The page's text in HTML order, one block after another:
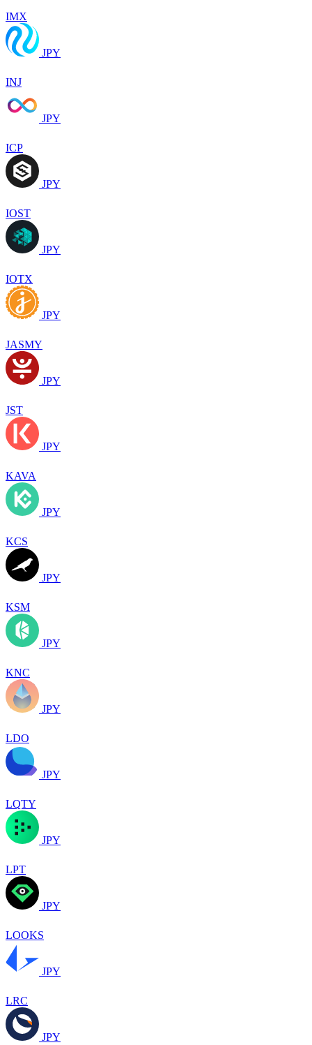
IMX
JPY
INJ
JPY
ICP
JPY
IOST
JPY
IOTX
JPY
JASMY
JPY
JST
JPY
KAVA
JPY
KCS
JPY
KSM
JPY
KNC
JPY
LDO
JPY
LQTY
JPY
LPT
JPY
LOOKS
JPY
LRC
JPY